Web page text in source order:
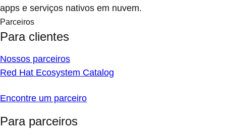
apps e serviços nativos em nuvem.
Parceiros
Para clientes
Nossos parceiros
Red Hat Ecosystem Catalog
Encontre um parceiro
Para parceiros